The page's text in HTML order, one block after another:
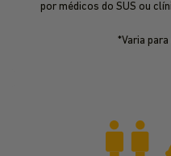
por médicos do SUS ou
*Varia